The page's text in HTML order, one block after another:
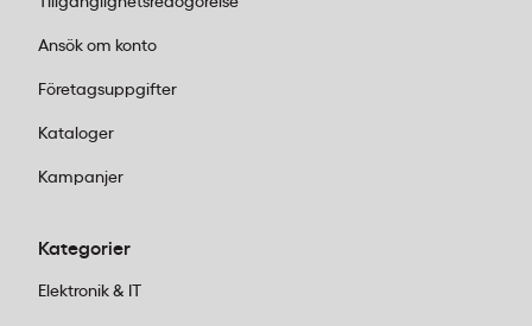
Ansök om konto
Företagsuppgifter
Kataloger
Kampanjer
Kategorier
Elektronik & IT